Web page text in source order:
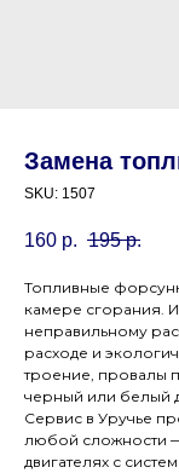
Замена
SKU: 1507
160 р. 195 р.
Топливные
камере сгорания.
неправильному
расходе и
троение, провалы
черный или белый
Сервис в Уручье
любой сложности —
двигателях с